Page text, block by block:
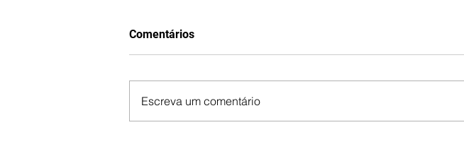
Comentários
Escreva um comentário